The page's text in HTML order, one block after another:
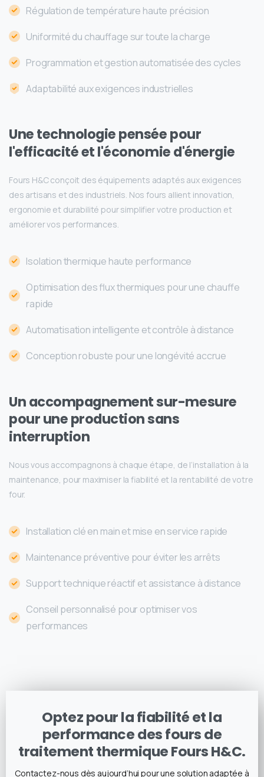
Régulation de température haute précision
Uniformité du chauffage sur toute la charge
Programmation et gestion automatisée des cycles
Adaptabilité aux exigences industrielles
Unetechnologiepenséepour
l'efficacitéetl'économied'énergie
Fours H&C conçoit des équipements adaptés aux exigences
des artisans et des industriels. Nos fours allient innovation,
ergonomie et durabilité pour simplifier votre production et
améliorer vos performances.
Isolation thermique haute performance
Optimisation des flux thermiques pour une chauffe
rapide
Automatisation intelligente et contrôle à distance
Conception robuste pour une longévité accrue
Unaccompagnementsur-mesure
pouruneproductionsans
interruption
Nous vous accompagnons à chaque étape, de l’installation à la
maintenance, pour maximiser la fiabilité et la rentabilité de votre
four.
Installation clé en main et mise en service rapide
Maintenance préventive pour éviter les arrêts
Support technique réactif et assistance à distance
Conseil personnalisé pour optimiser vos
performances
Optez pour la fiabilité et la
performance des fours de
traitement thermique Fours H&C.
Contactez-nous dès aujourd’hui pour une solution adaptée à